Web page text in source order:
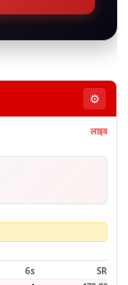
⚙️
लाइव
6s
SR